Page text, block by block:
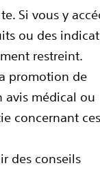
Si vous y
ou des
restreint.
promotion de
avis médical ou
concernant ces
des conseils